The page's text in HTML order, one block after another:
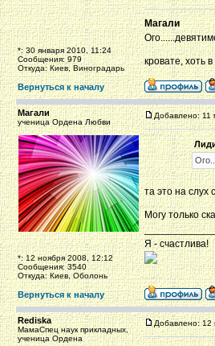
*: 30 января 2010, 11:24
Сообщения: 979
Откуда: Киев, Виноградарь
Магали
кровате, хоть
Вернуться к началу
Магали
ученица Ордена Любви
*: 12 ноября 2008, 12:12
Сообщения: 3540
Откуда: Киев, Оболонь
Добавлено: 11
та это на слух
Могу только
Я - счастлива!
Вернуться к началу
Rediska
МамаСпец наук прикладных,
ученица Ордена
Добавлено: 12